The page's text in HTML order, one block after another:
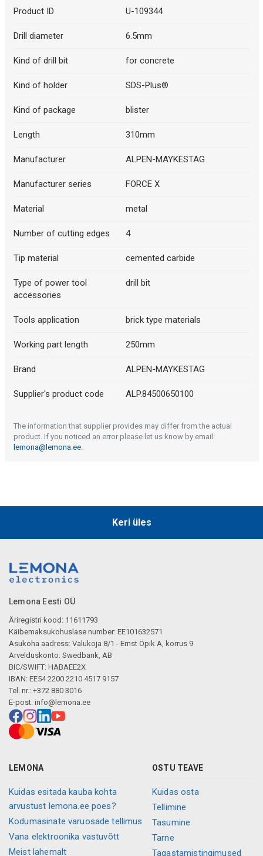
Product ID U-109344
Drill diameter 6.5mm
Kind of drill bit for concrete
Kind of holder SDS-Plus®
Kind of package blister
Length 310mm
Manufacturer ALPEN-MAYKESTAG
Manufacturer series FORCE X
Material metal
Number of cutting edges 4
Tip material cemented carbide
Type of power tool
accessories
drill bit
Tools application brick type materials
Working part length 250mm
Brand ALPEN-MAYKESTAG
Supplier's product code ALP.84500650100
The information that supplier provides may differ from the actual
product. If you noticed an error please let us know by email:
lemona@lemona.ee.
Keri üles
Lemona Eesti OÜ
Äriregistri kood: 11611793
Käibemaksukohuslase number: EE101632571
Asukoha aadress: Valukoja 8/1 - Ernst Öpik A, korrus 9
Arvelduskonto: Swedbank, AB
BIC/SWIFT: HABAEE2X
IBAN: EE54 2200 2210 4517 9157
Tel. nr.: +372 880 3016
E-post: info@lemona.ee
LEMONA
Kuidas esitada kauba kohta
arvustust lemona.ee poes?
Kodumasinate varuosade tellimus
Vana elektroonika vastuvõtt
Meist lahemalt
OSTU TEAVE
Kuidas osta
Tellimine
Tasumine
Tarne
Tagastamistingimused